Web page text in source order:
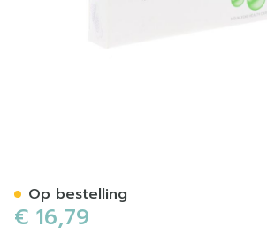
€ 16,79
Op bestelling